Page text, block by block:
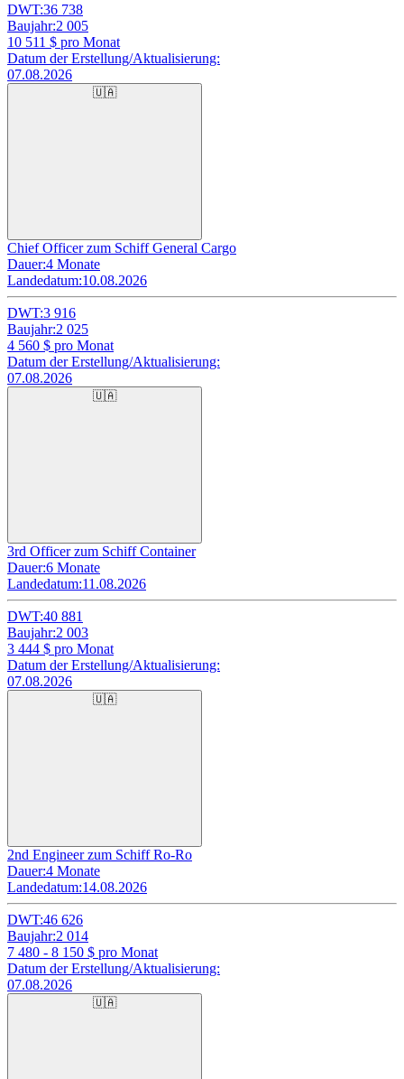
DWT:36 738
Baujahr:2 005
10 511 $ pro Monat
Datum der Erstellung/Aktualisierung:
07.08.2026
🇺🇦
Chief Officer zum Schiff General Cargo
Dauer:4 Monate
Landedatum:10.08.2026
DWT:3 916
Baujahr:2 025
4 560 $ pro Monat
Datum der Erstellung/Aktualisierung:
07.08.2026
🇺🇦
3rd Officer zum Schiff Container
Dauer:6 Monate
Landedatum:11.08.2026
DWT:40 881
Baujahr:2 003
3 444 $ pro Monat
Datum der Erstellung/Aktualisierung:
07.08.2026
🇺🇦
2nd Engineer zum Schiff Ro-Ro
Dauer:4 Monate
Landedatum:14.08.2026
DWT:46 626
Baujahr:2 014
7 480 - 8 150 $ pro Monat
Datum der Erstellung/Aktualisierung:
07.08.2026
🇺🇦